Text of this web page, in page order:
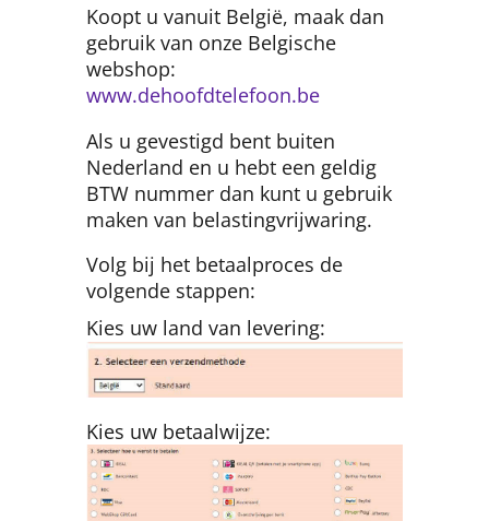
Koopt u vanuit België, maak dan
gebruik van onze Belgische
webshop:
www.dehoofdtelefoon.be
Als u gevestigd bent buiten
Nederland en u hebt een geldig
BTW nummer dan kunt u gebruik
maken van belastingvrijwaring.
Volg bij het betaalproces de
volgende stappen:
Kies uw land van levering:
Kies uw betaalwijze: